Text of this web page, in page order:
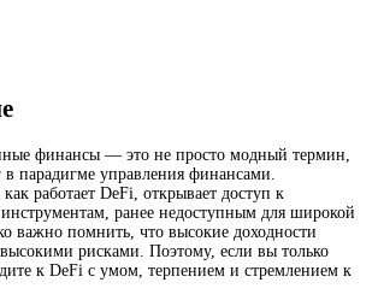
финансы — это не просто модный термин,
в парадигме управления финансами.
работает DeFi, открывает доступ к
ранее недоступным для широкой
важно помнить, что высокие доходности
рисками. Поэтому, если вы только
к DeFi с умом, терпением и стремлением к